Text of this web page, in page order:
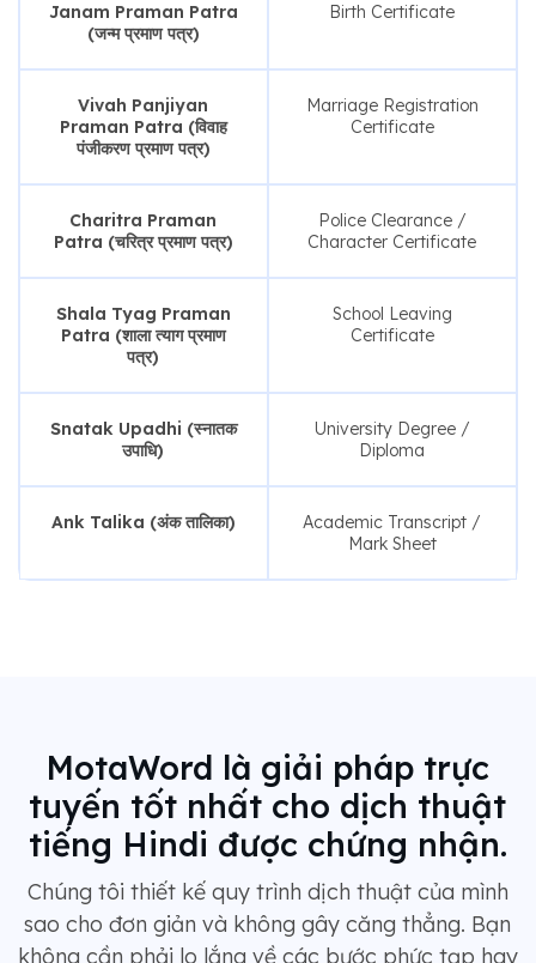
Janam Praman Patra
(जन्म प्रमाण पत्र)
Birth Certificate
Vivah Panjiyan
Praman Patra (विवाह
पंजीकरण प्रमाण पत्र)
Marriage Registration
Certificate
Charitra Praman
Patra (चरित्र प्रमाण पत्र)
Police Clearance /
Character Certificate
Shala Tyag Praman
Patra (शाला त्याग प्रमाण
पत्र)
School Leaving
Certificate
Snatak Upadhi (स्नातक
उपाधि)
University Degree /
Diploma
Ank Talika (अंक तालिका)
Academic Transcript /
Mark Sheet
MotaWord là giải pháp trực
tuyến tốt nhất cho dịch thuật
tiếng Hindi được chứng nhận.
Chúng tôi thiết kế quy trình dịch thuật của mình
sao cho đơn giản và không gây căng thẳng. Bạn
không cần phải lo lắng về các bước phức tạp hay